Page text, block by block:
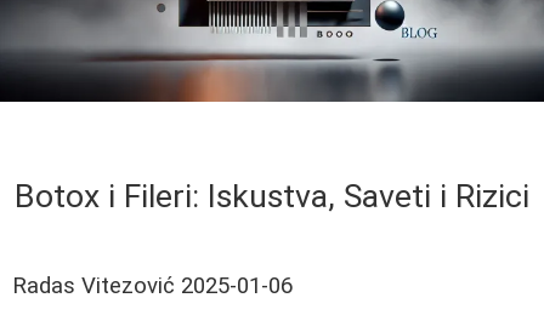
Botox i Fileri: Iskustva, Saveti i Rizici
Radas Vitezović 2025-01-06